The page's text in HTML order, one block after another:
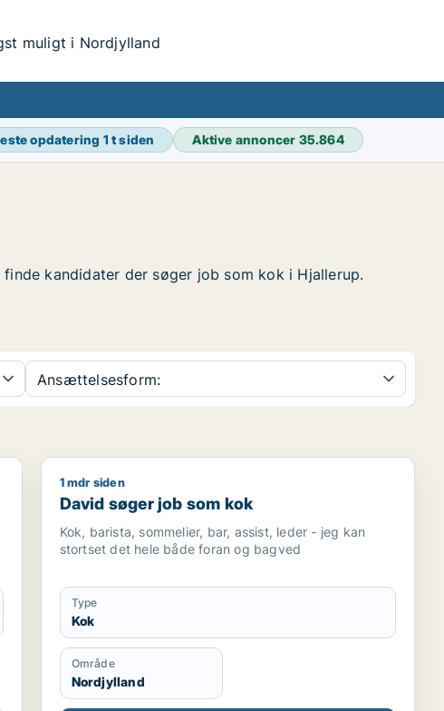
muligt i Nordjylland
opdatering 1 t siden Aktive annoncer 35.864
kandidater der søger job som kok i Hjallerup.
Ansættelsesform:
David søger job som kok
1 mdr siden
David søger job som kok
Kok, barista, sommelier, bar, assist, leder - jeg kan
stortset det hele både foran og bagved
Type
Kok
Område
Nordjylland